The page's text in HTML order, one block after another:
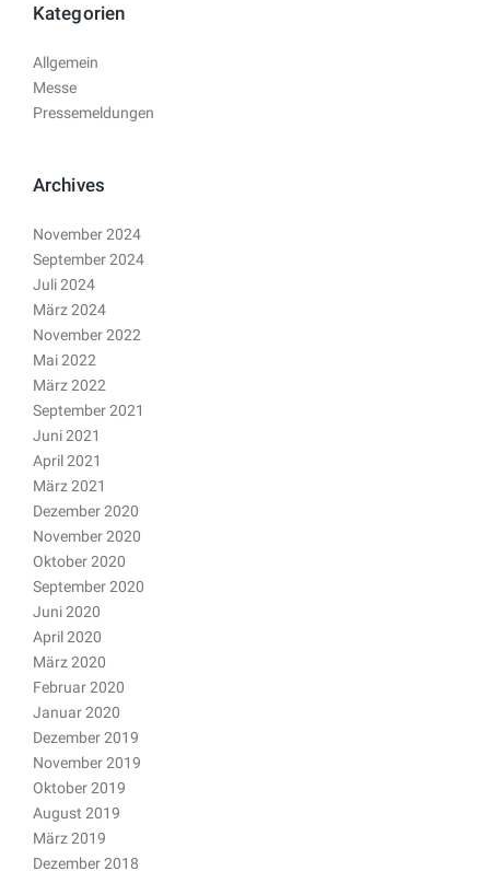
Kategorien
Allgemein
Messe
Pressemeldungen
Archives
November 2024
September 2024
Juli 2024
März 2024
November 2022
Mai 2022
März 2022
September 2021
Juni 2021
April 2021
März 2021
Dezember 2020
November 2020
Oktober 2020
September 2020
Juni 2020
April 2020
März 2020
Februar 2020
Januar 2020
Dezember 2019
November 2019
Oktober 2019
August 2019
März 2019
Dezember 2018